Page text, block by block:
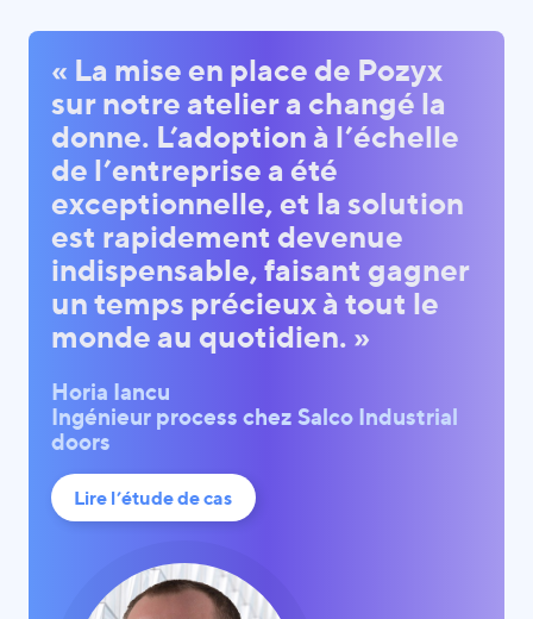
« La mise en place de Pozyx
sur notre atelier a changé la
donne. L’adoption à l’échelle
de l’entreprise a été
exceptionnelle, et la solution
est rapidement devenue
indispensable, faisant gagner
un temps précieux à tout le
monde au quotidien. »
Horia Iancu
Ingénieur process chez Salco Industrial
doors
Lire l’étude de cas